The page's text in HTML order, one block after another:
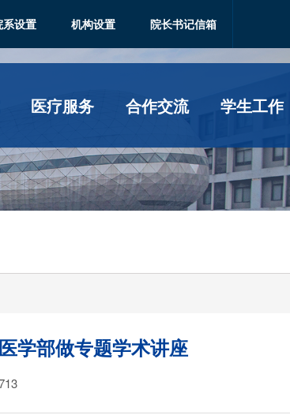
医疗服务 合作交流 学生工作
系设置 机构设置 院长书记信箱
学部做专题学术讲座